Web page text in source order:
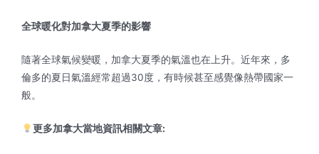
全球暖化對加拿大夏季的影響
隨著全球氣候變暖，加拿大夏季的氣溫也在上升。近年來，多
倫多的夏日氣溫經常超過30度，有時候甚至感覺像熱帶國家一
般。
更多加拿大當地資訊相關文章: